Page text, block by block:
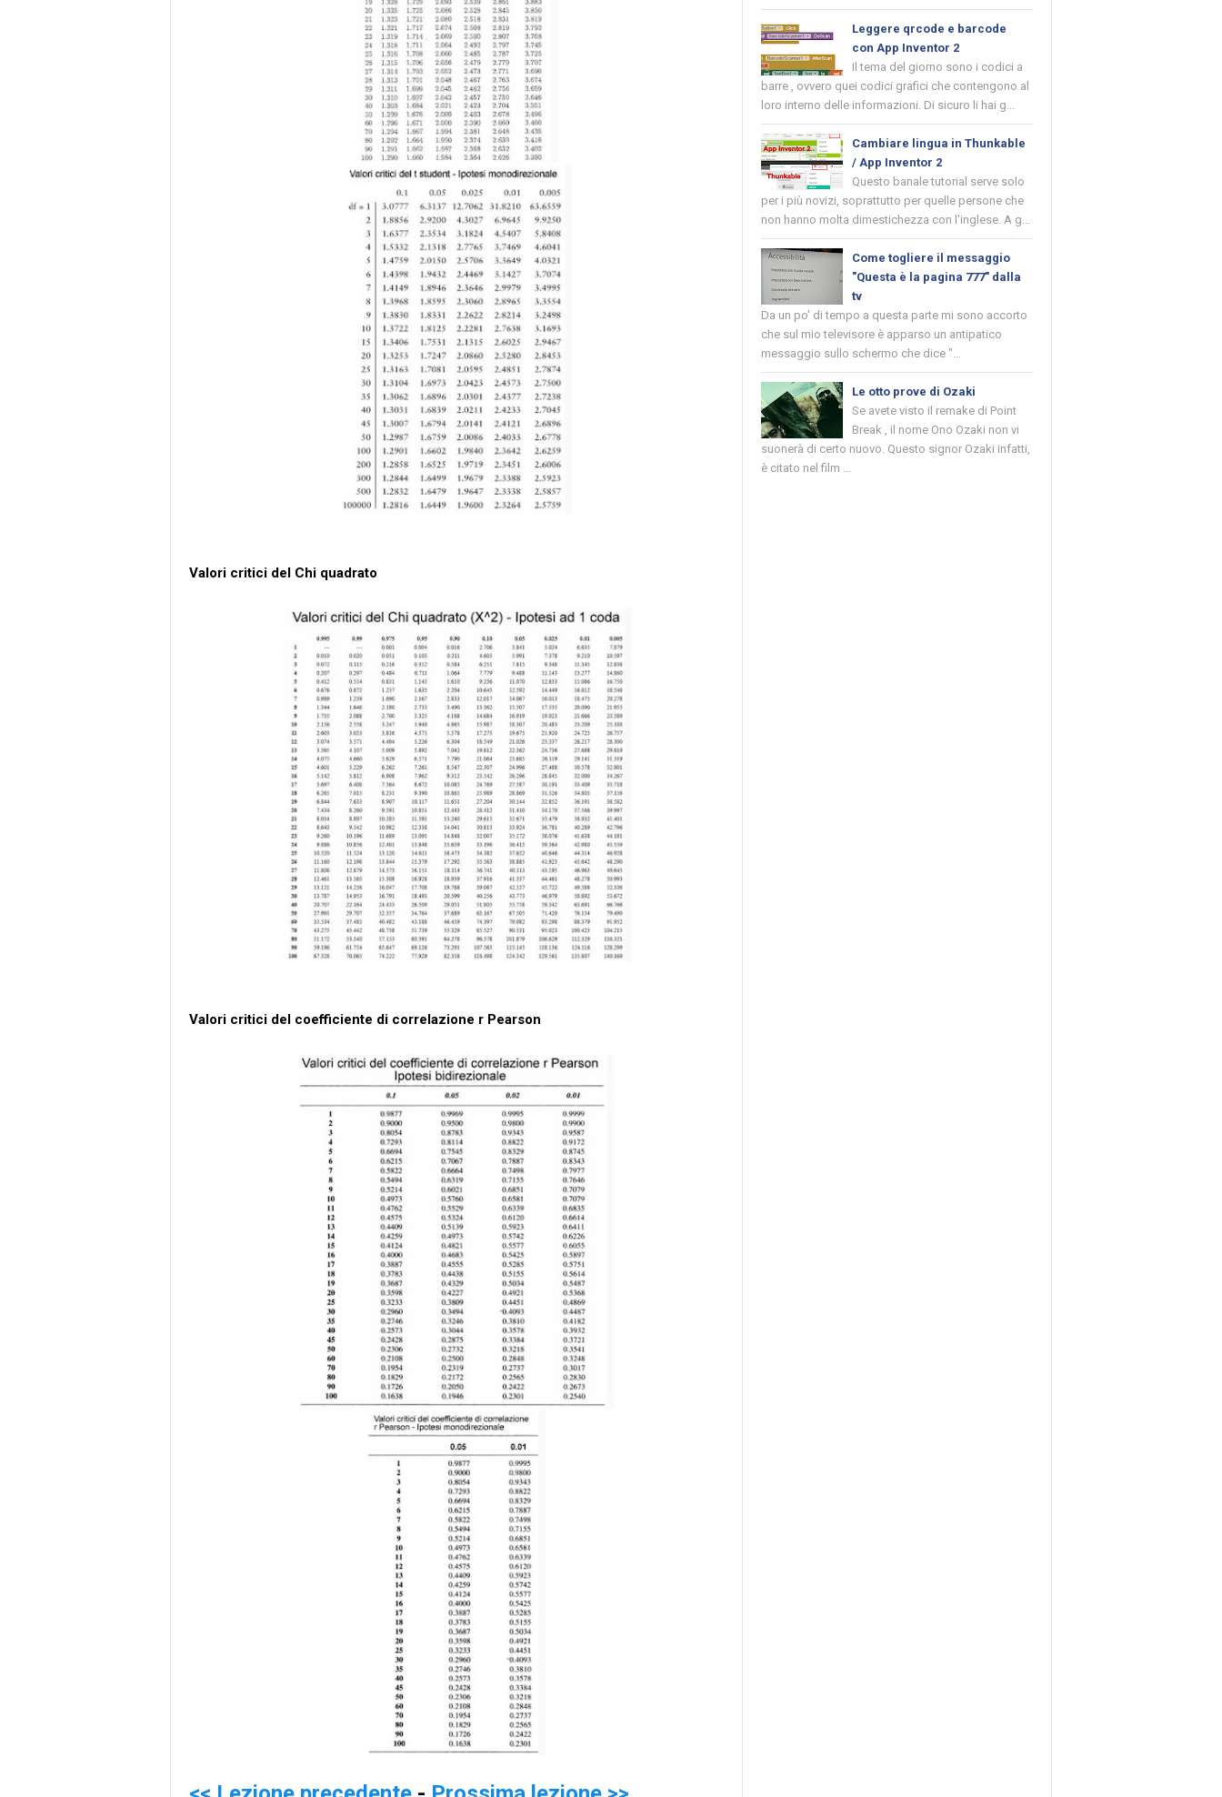
Valori critici del Chi quadrato
Valori critici del coefficiente di correlazione r Pearson
Leggere qrcode e barcode
con App Inventor 2
Il tema del giorno sono i codici a
barre , ovvero quei codici grafici che contengono al
loro interno delle informazioni. Di sicuro li hai g...
Cambiare lingua in Thunkable
/ App Inventor 2
Questo banale tutorial serve solo
per i più novizi, soprattutto per quelle persone che
non hanno molta dimestichezza con l'inglese. A g...
Come togliere il messaggio
"Questa è la pagina 777" dalla
tv
Da un po' di tempo a questa parte mi sono accorto
che sul mio televisore è apparso un antipatico
messaggio sullo schermo che dice "...
Le otto prove di Ozaki
Se avete visto il remake di Point
Break , il nome Ono Ozaki non vi
suonerà di certo nuovo. Questo signor Ozaki infatti,
è citato nel film ...